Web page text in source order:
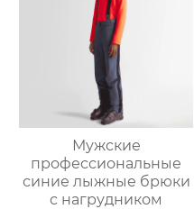
Мужские
профессиональные
синие лыжные брюки
с нагрудником